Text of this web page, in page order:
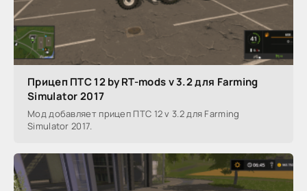
Прицеп ПТС 12 by RT-mods v 3.2 для Farming
Simulator 2017
Мод добавляет прицеп ПТС 12 v 3.2 для Farming
Simulator 2017.